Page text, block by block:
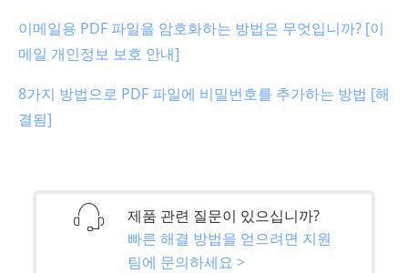
이메일용 PDF 파일을 암호화하는 방법은 무엇입니까? [이
메일 개인정보 보호 안내]
8가지 방법으로 PDF 파일에 비밀번호를 추가하는 방법 [해
결됨]
제품 관련 질문이 있으십니까?
빠른 해결 방법을 얻으려면 지원
팀에 문의하세요 >